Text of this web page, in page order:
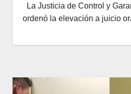
La Justicia de Control y
ordenó la elevación a juicio